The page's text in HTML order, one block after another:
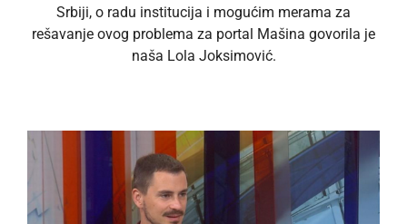
Srbiji, o radu institucija i mogućim merama za
rešavanje ovog problema za portal Mašina govorila je
naša Lola Joksimović.